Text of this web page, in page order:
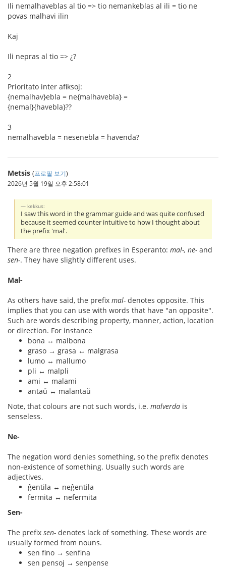
Ili nemalhaveblas al tio => tio nemankeblas al ili = tio ne
povas malhavi ilin
Kaj
Ili nepras al tio => ¿?
2
Prioritato inter afiksoj:
{nemalhav}ebla = ne{malhavebla} =
{nemal}{havebla}??
3
nemalhavebla = nesenebla = havenda?
Metsis (프로필 보기)
2026년 5월 19일 오후 2:58:01
kekkus:
I saw this word in the grammar guide and was quite confused
because it seemed counter intuitive to how I thought about
the prefix 'mal'.
There are three negation prefixes in Esperanto: mal-, ne- and
sen-. They have slightly different uses.
Mal-
As others have said, the prefix mal- denotes opposite. This
implies that you can use with words that have "an opposite".
Such are words describing property, manner, action, location
or direction. For instance
bona ↔ malbona
graso → grasa ↔ malgrasa
lumo ↔ mallumo
pli ↔ malpli
ami ↔ malami
antaŭ ↔ malantaŭ
Note, that colours are not such words, i.e. malverda is
senseless.
Ne-
The negation word denies something, so the prefix denotes
non-existence of something. Usually such words are
adjectives.
ĝentila ↔ neĝentila
fermita ↔ nefermita
Sen-
The prefix sen- denotes lack of something. These words are
usually formed from nouns.
sen fino → senfina
sen pensoj → senpense